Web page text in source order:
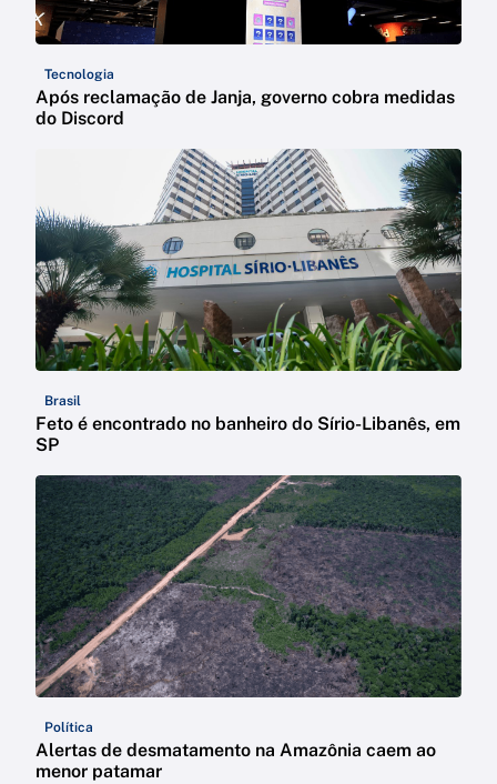
Tecnologia
Após reclamação de Janja, governo cobra medidas
do Discord
Brasil
Feto é encontrado no banheiro do Sírio-Libanês, em
SP
Política
Alertas de desmatamento na Amazônia caem ao
menor patamar